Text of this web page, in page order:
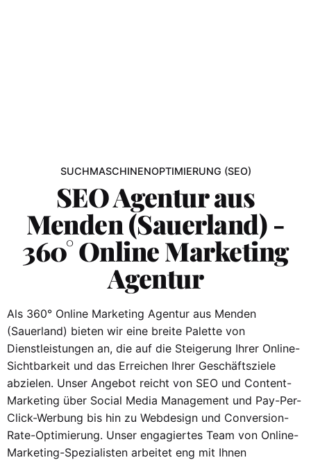
SUCHMASCHINENOPTIMIERUNG (SEO)
SEO Agentur aus
Menden (Sauerland) -
360° Online Marketing
Agentur
Als 360° Online Marketing Agentur aus Menden
(Sauerland) bieten wir eine breite Palette von
Dienstleistungen an, die auf die Steigerung Ihrer Online-
Sichtbarkeit und das Erreichen Ihrer Geschäftsziele
abzielen. Unser Angebot reicht von SEO und Content-
Marketing über Social Media Management und Pay-Per-
Click-Werbung bis hin zu Webdesign und Conversion-
Rate-Optimierung. Unser engagiertes Team von Online-
Marketing-Spezialisten arbeitet eng mit Ihnen